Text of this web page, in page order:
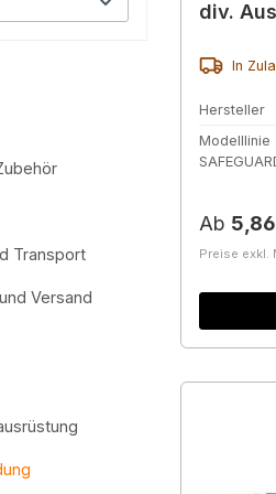
Transport
Versand
div.
In
Hersteller
Modelllinie
Ab
Preise exkl.